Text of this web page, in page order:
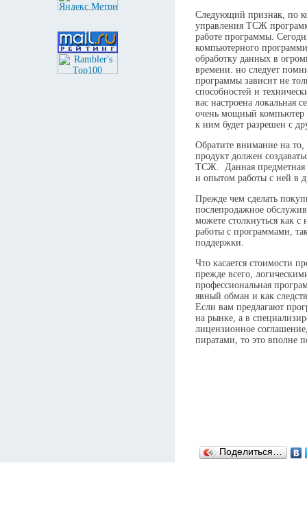
Следующий признак, по
управления ТСЖ
работе программы.
компьютерного
обработку данных в
времени. но следует
программы зависит не
способностей и
вас настроена локальная
очень мощный компьютер
к ним будет разрешен с
Обратите внимание на
продукт должен
ТСЖ. Данная предметная
и опытом работы с ней в
Прежде чем сделать
послепродажное
можете столкнуться как
работы с программами,
поддержки.
Что касается стоимости
прежде всего,
профессиональная
явный обман и как
Если вам предлагают
на рынке, а в
лицензионное
пиратами, то это вполне
Поделиться…